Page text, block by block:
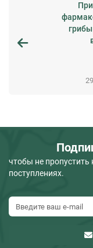
чтобы не
поступлениях.